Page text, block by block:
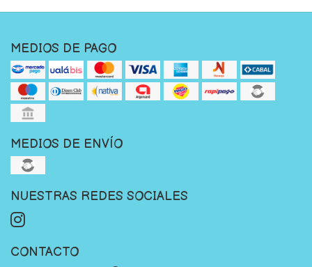
MEDIOS DE PAGO
MEDIOS DE ENVÍO
NUESTRAS REDES SOCIALES
CONTACTO